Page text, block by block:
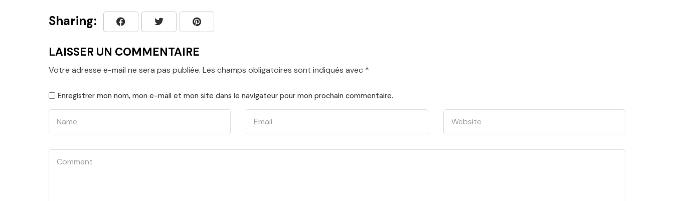
Sharing:
LAISSER UN COMMENTAIRE
Votre adresse e-mail ne sera pas publiée. Les champs obligatoires sont indiqués avec *
Enregistrer mon nom, mon e-mail et mon site dans le navigateur pour mon prochain commentaire.